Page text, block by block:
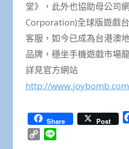
堂》，此外也協助母公司
Corporation)全球版遊戲
客服，如今已成為台港澳
品牌，穩坐手機遊戲市場
詳見官方網站
http://
Share Post
Copy